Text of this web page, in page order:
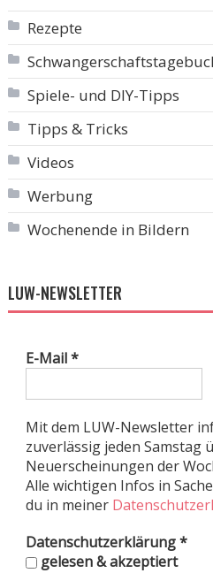
Rezepte
Spiele- und DIY-Tipps
Tipps & Tricks
Videos
Werbung
Wochenende in Bildern
LUW-NEWSLETTER
E-Mail*
Mit dem LUW-Newsletter
zuverlässig jeden Samstag
Neuerscheinungen der
Alle wichtigen Infos in
du in meiner
Datenschutzerklärung*
gelesen & akzeptiert